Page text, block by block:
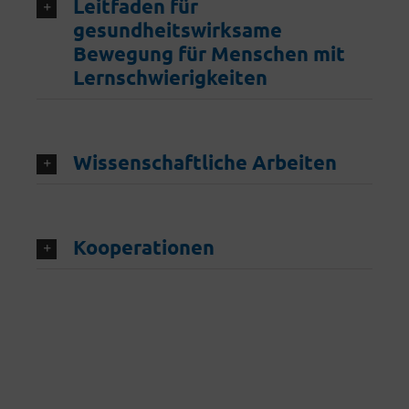
Leitfaden für
gesundheitswirksame
Bewegung für Menschen mit
Lernschwierigkeiten
Wissenschaftliche Arbeiten
Kooperationen